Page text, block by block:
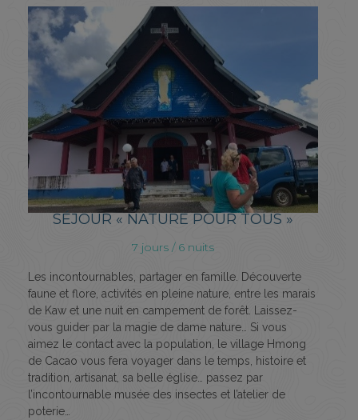
SÉJOUR « NATURE POUR TOUS »
7 jours / 6 nuits
Les incontournables, partager en famille. Découverte
faune et flore, activités en pleine nature, entre les marais
de Kaw et une nuit en campement de forêt. Laissez-
vous guider par la magie de dame nature… Si vous
aimez le contact avec la population, le village Hmong
de Cacao vous fera voyager dans le temps, histoire et
tradition, artisanat, sa belle église… passez par
l’incontournable musée des insectes et l’atelier de
poterie…